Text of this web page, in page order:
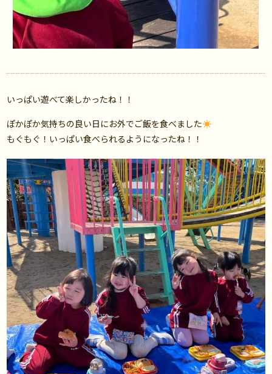
いっぱい遊べて楽しかったね！！
ぽかぽか気持ちの良い日にお外でご飯を食べました
もぐもぐ！いっぱい食べられるようになったね！！